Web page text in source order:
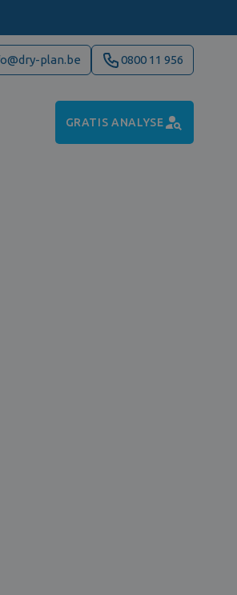
plan.be 0800 11 956
GRATIS ANALYSE